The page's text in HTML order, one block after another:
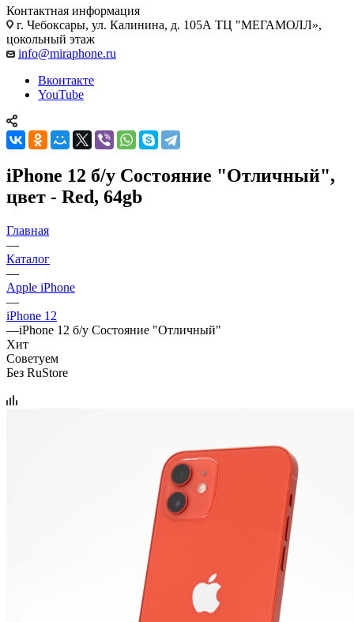
Контактная информация
г. Чебоксары, ул. Калинина, д. 105А ТЦ "МЕГАМОЛЛ»,
цокольный этаж
info@miraphone.ru
Вконтакте
YouTube
iPhone 12 б/у Состояние "Отличный",
цвет - Red, 64gb
Главная
—
Каталог
—
Apple iPhone
—
iPhone 12
—iPhone 12 б/у Состояние "Отличный"
Хит
Советуем
Без RuStore